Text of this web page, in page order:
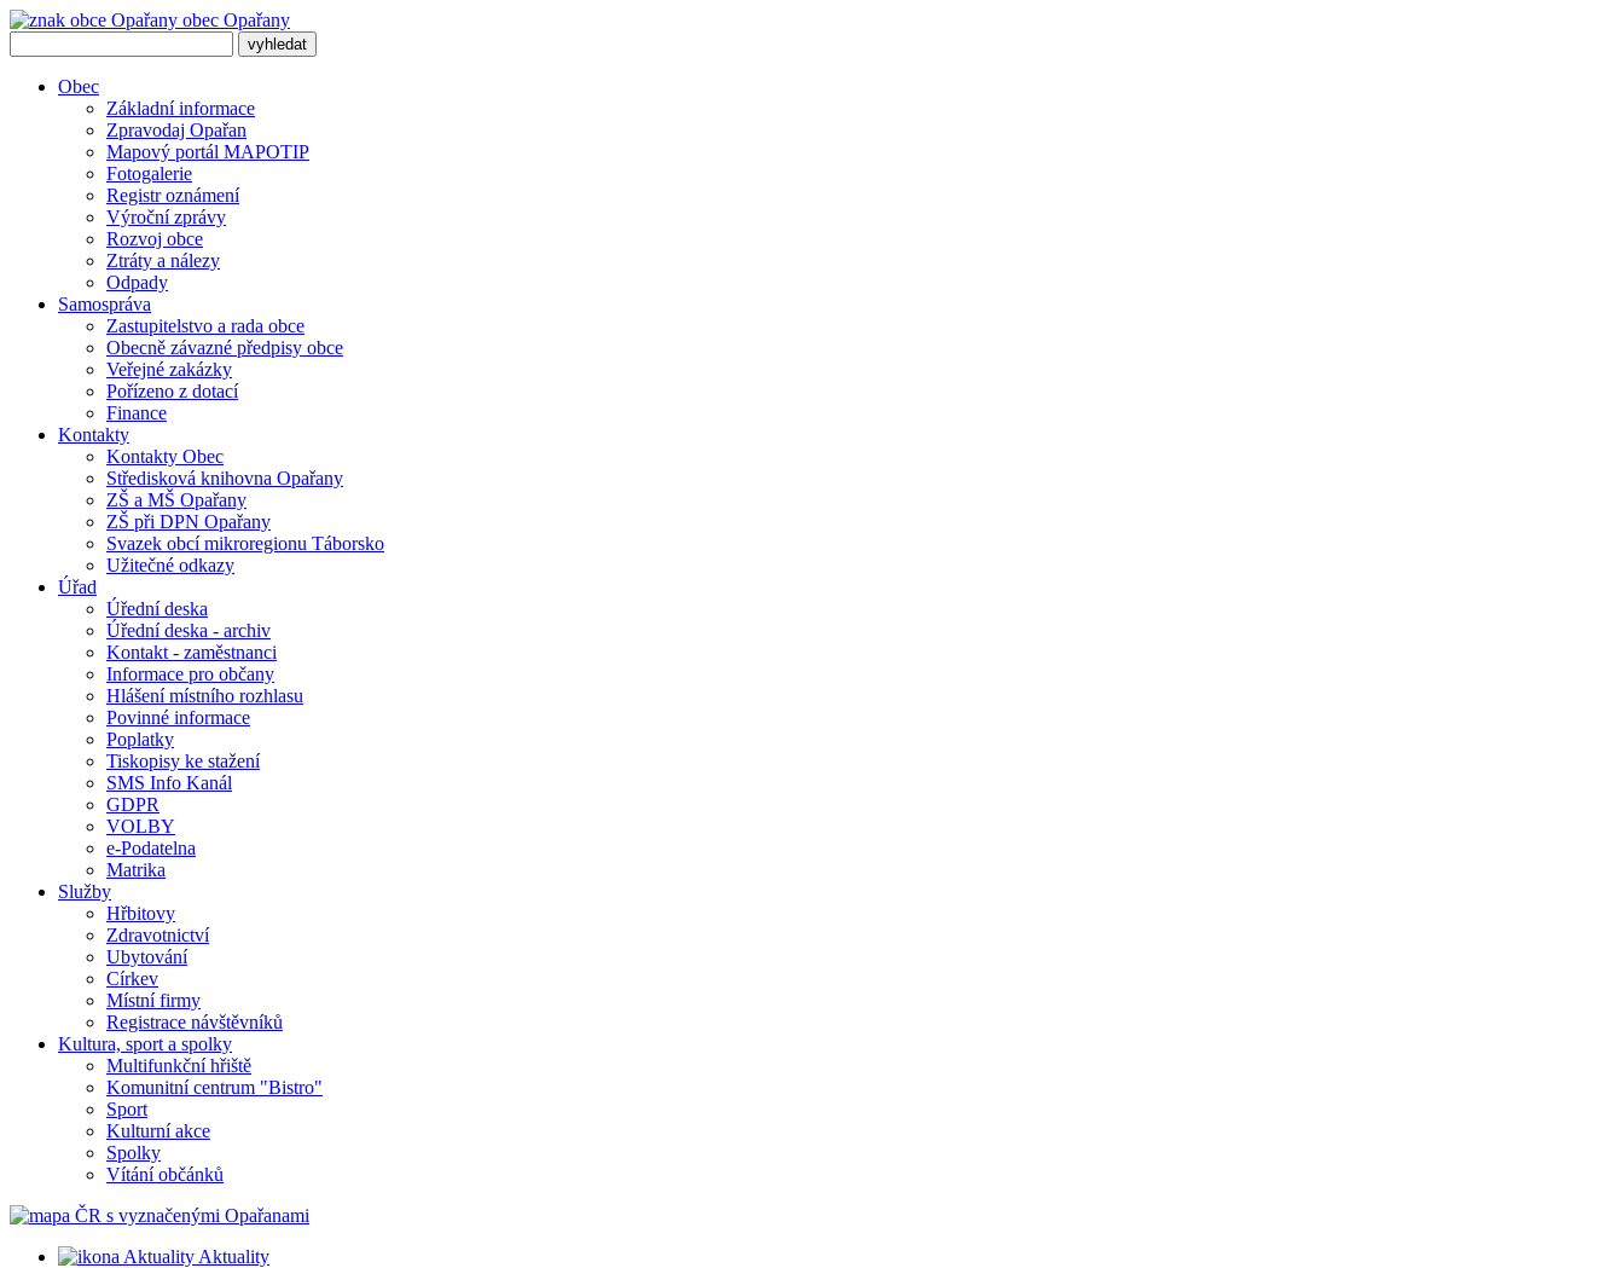
obec Opařany
Obec
Základní informace
Zpravodaj Opařan
Mapový portál MAPOTIP
Fotogalerie
Registr oznámení
Výroční zprávy
Rozvoj obce
Ztráty a nálezy
Odpady
Samospráva
Zastupitelstvo a rada obce
Obecně závazné předpisy obce
Veřejné zakázky
Pořízeno z dotací
Finance
Kontakty
Kontakty Obec
Středisková knihovna Opařany
ZŠ a MŠ Opařany
ZŠ při DPN Opařany
Svazek obcí mikroregionu Táborsko
Užitečné odkazy
Úřad
Úřední deska
Úřední deska - archiv
Kontakt - zaměstnanci
Informace pro občany
Hlášení místního rozhlasu
Povinné informace
Poplatky
Tiskopisy ke stažení
SMS Info Kanál
GDPR
VOLBY
e-Podatelna
Matrika
Služby
Hřbitovy
Zdravotnictví
Ubytování
Církev
Místní firmy
Registrace návštěvníků
Kultura, sport a spolky
Multifunkční hřiště
Komunitní centrum "Bistro"
Sport
Kulturní akce
Spolky
Vítání občánků
Aktuality